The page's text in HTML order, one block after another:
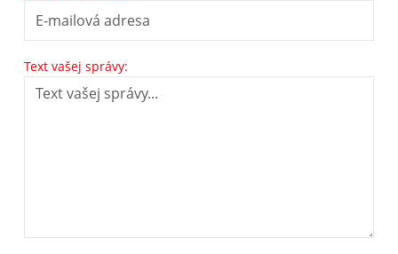
Text vašej správy: